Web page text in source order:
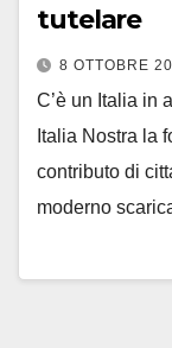
tutelare
8 OTTOBRE
C’è un Italia in
Italia Nostra la
contributo di
moderno